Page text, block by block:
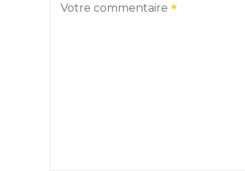
Votre commentaire